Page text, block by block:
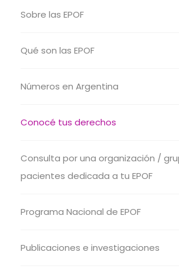
Sobre las EPOF
Qué son las EPOF
Números en Argentina
Conocé tus derechos
Consulta por una organización /
pacientes dedicada a tu EPOF
Programa Nacional de EPOF
Publicaciones e investigaciones